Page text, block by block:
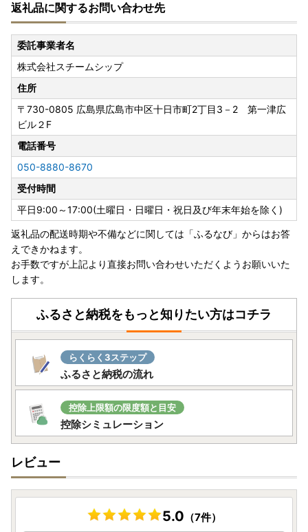
【発送停止期間】8月6日〜8月16日
※日時指定・定期便・お中元を除く
発送停止に伴い、ポータルサイトに掲載の期日よりも、お届
けまでに時間を要する場合がございます。
ご迷惑をおかけいたしますが、何卒ご理解のほどお願い申し
上げます。
【書類について】
寄附が確認されてから2週間を目安にお届けします。
なお、ワンストップ特例申請書は、ご要望の寄附者様のみ同
封いたします。
返礼品の到着とは前後するかと思いますが、準備が整い次第
発送致します。
【オンラインでのワンストップ特例申請について】
マイナンバーカードをお持ちの方を対象に、江田島市ではオ
ンラインでのワンストップ特例申請のお手続きが可能でござ
います。
詳細については以下のリンクをご確認ください。
オンライン申請のご案内
------------------------------------------------
【詐欺サイトにご注意ください】
ふるさと納税の画像や返礼品名を不正にコピーした悪質なサ
イトが確認されています。
怪しいと感じた場合は、お申込みされる前に江田島市までご
確認いただく等、悪質な詐欺には十分ご注意ください。
江田島市でのふるさと納税寄附申し込みサイトにつきまして
は、公式HPにてご確認ください。
【ヤマト運輸・転送サービスの有料化について】
令和5年6月1日発送分以降、ヤマト運輸より転送サービスの
返礼品に関するお問い合わせ先
委託事業者名
株式会社スチームシップ
住所
〒730-0805 広島県広島市中区十日市町2丁目3－2 第一津広
ビル２F
電話番号
050-8880-8670
受付時間
平日9:00～17:00(土曜日・日曜日・祝日及び年末年始を除く)
返礼品の配送時期や不備などに関しては「ふるなび」からはお答
えできかねます。
お手数ですが上記より直接お問い合わせいただくようお願いいた
します。
ふるさと納税をもっと知りたい方はコチラ
らくらく3ステップ
ふるさと納税の流れ
控除上限額の限度額と目安
控除シミュレーション
レビュー
5.0 （7件）